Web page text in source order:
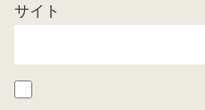
サイト